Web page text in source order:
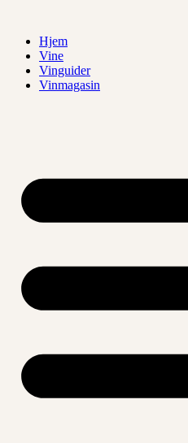
indholdHjem
Vine
Vinguider
Vinmagasin